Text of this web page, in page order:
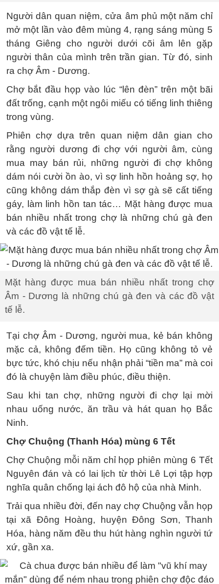
Người dân quan niệm, cửa âm phủ một năm chỉ
mở một lần vào đêm mùng 4, rạng sáng mùng 5
tháng Giêng cho người dưới cõi âm lên gặp
người thân của mình trên trần gian. Từ đó, sinh
ra chợ Âm - Dương.
Chợ bắt đầu họp vào lúc “lên đèn” trên một bãi
đất trống, cạnh một ngôi miếu có tiếng linh thiêng
trong vùng.
Phiên chợ dựa trên quan niệm dân gian cho
rằng người dương đi chợ với người âm, cùng
mua may bán rủi, những người đi chợ không
dám nói cười ồn ào, vì sợ linh hồn hoảng sợ, họ
cũng không dám thắp đèn vì sợ gà sẽ cất tiếng
gáy, làm linh hồn tan tác… Mặt hàng được mua
bán nhiều nhất trong chợ là những chú gà đen
và các đồ vật tế lễ.
Mặt hàng được mua bán nhiều nhất trong chợ
Âm - Dương là những chú gà đen và các đồ vật
tế lễ.
Tại chợ Âm - Dương, người mua, kẻ bán không
mặc cả, không đếm tiền. Họ cũng không tỏ vẻ
bực tức, khó chịu nếu nhận phải “tiền ma” mà coi
đó là chuyện làm điều phúc, điều thiện.
Sau khi tan chợ, những người đi chợ lại mời
nhau uống nước, ăn trầu và hát quan họ Bắc
Ninh.
Chợ Chuộng (Thanh Hóa) mùng 6 Tết
Chợ Chuộng mỗi năm chỉ họp phiên mùng 6 Tết
Nguyên đán và có lai lịch từ thời Lê Lợi tập hợp
nghĩa quân chống lại ách đô hộ của nhà Minh.
Trải qua nhiều đời, đến nay chợ Chuộng vẫn họp
tại xã Ðông Hoàng, huyện Ðông Sơn, Thanh
Hóa, hàng năm đều thu hút hàng nghìn người tứ
xứ, gần xa.